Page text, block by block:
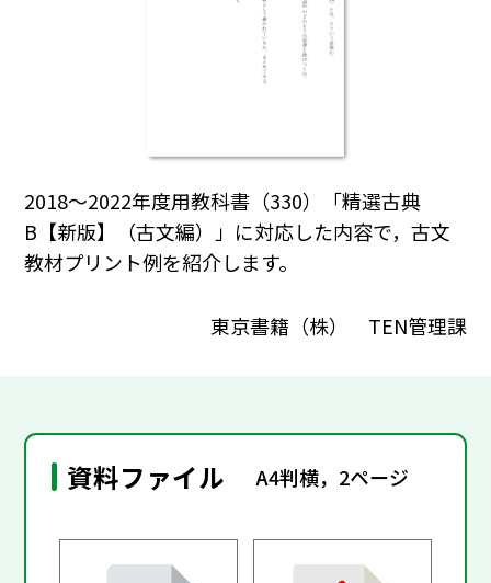
2018～2022年度用教科書（330）「精選古典
B【新版】（古文編）」に対応した内容で，古文
教材プリント例を紹介します。
東京書籍（株） TEN管理課
資料ファイル A4判横，2ページ